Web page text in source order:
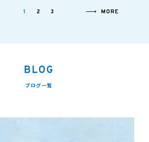
1 2 3 MORE
BLOG
ブログ一覧